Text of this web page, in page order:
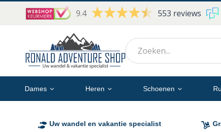
Ga
naar
9.4 553 reviews
Dames Heren Schoenen
Uw wandel en vakantie specialist